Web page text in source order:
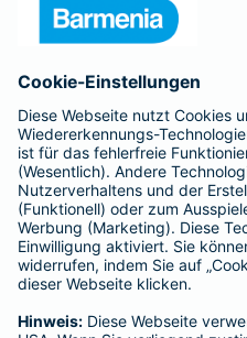
Barmenia ist Teil
Kranken-